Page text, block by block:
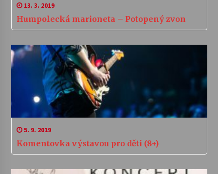
13. 3. 2019
Humpolecká marioneta – Potopený zvon
5. 9. 2019
Komentovka výstavou pro děti (8+)